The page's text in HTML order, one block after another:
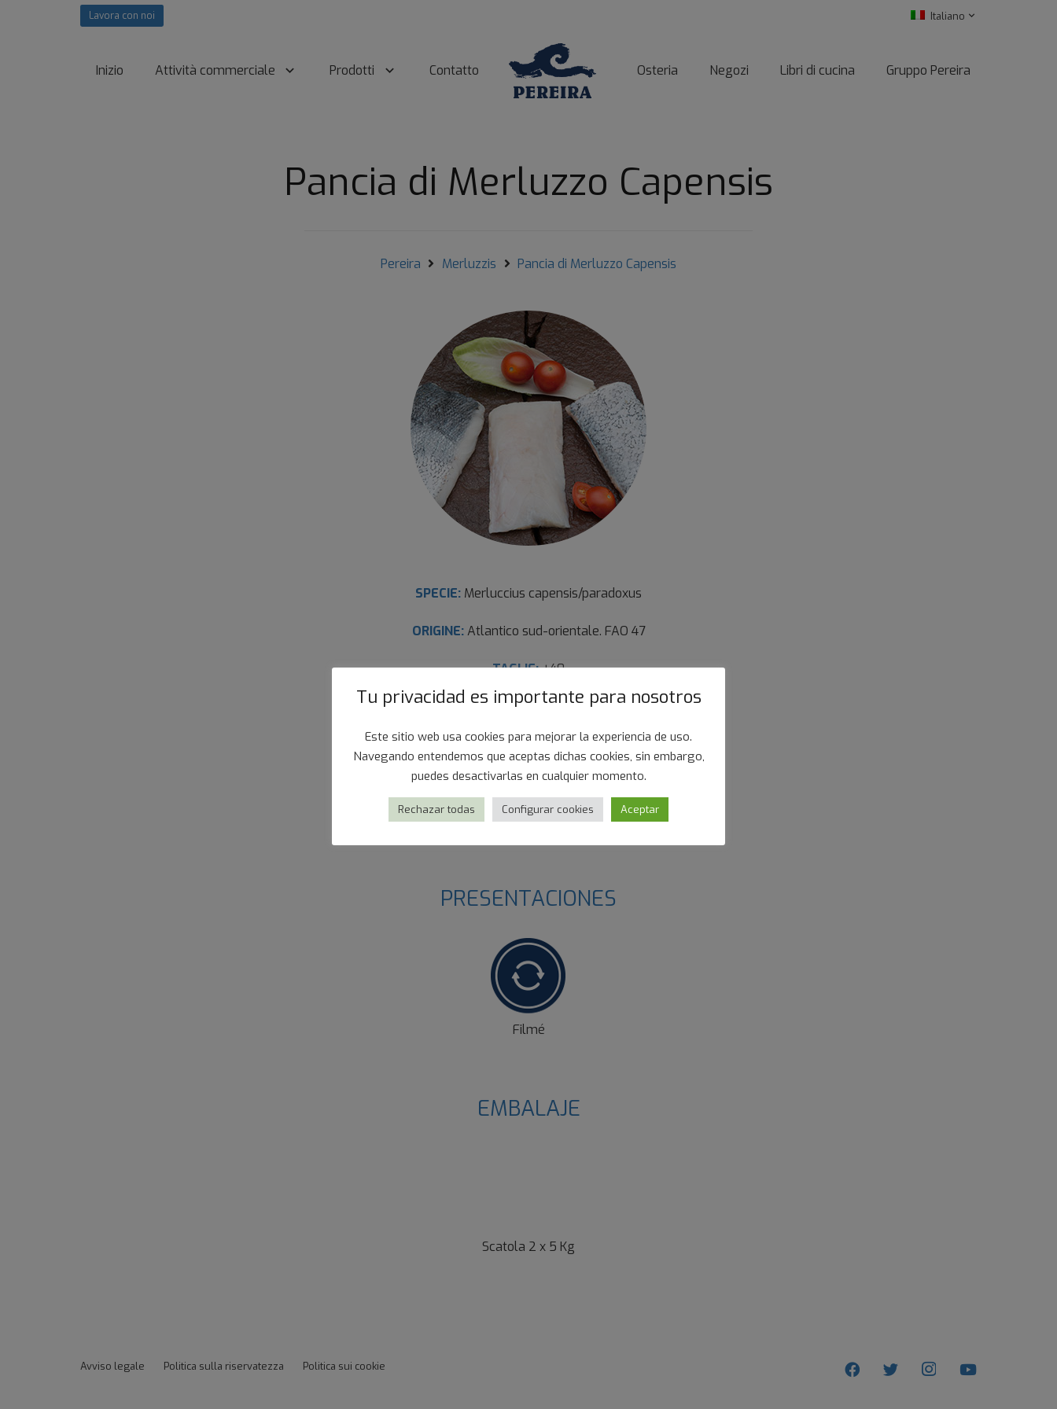
Lavora con noi Italiano
Inizio Attività commerciale Prodotti Contatto Osteria Negozi Libri di cucina Gruppo Pereira
Pancia di Merluzzo Capensis
Pereira Merluzzis Pancia di Merluzzo Capensis
SPECIE: Merluccius capensis/paradoxus
ORIGINE:Atlantico sud-orientale. FAO 47
TAGLIE:+40
PRESENTACIONES
Filmé
EMBALAJE
Scatola 2 x 5 Kg
Avviso legale Politica sulla riservatezza Politica sui cookie
Tu privacidad es importante para nosotros
Este sitio web usa cookies para mejorar la experiencia de uso.
Navegando entendemos que aceptas dichas cookies, sin embargo,
puedes desactivarlas en cualquier momento.
Rechazar todas Configurar cookies Aceptar